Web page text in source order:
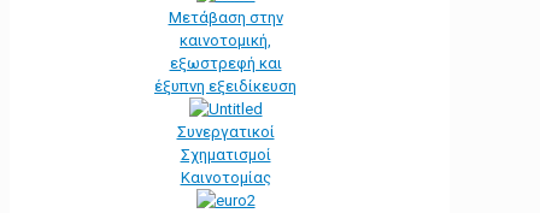
Μετάβαση στην
καινοτομική,
εξωστρεφή και
έξυπνη εξειδίκευση
Συνεργατικοί
Σχηματισμοί
Καινοτομίας